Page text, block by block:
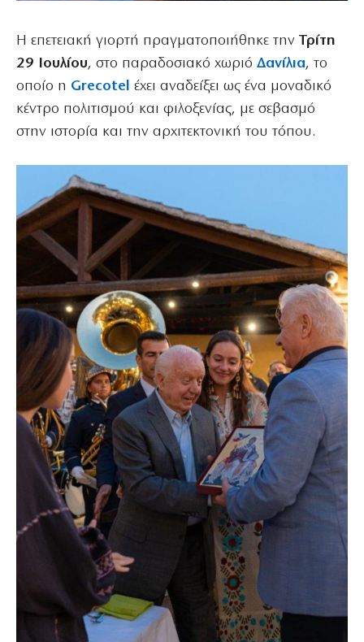
Η επετειακή γιορτή πραγματοποιήθηκε την Τρίτη
29 Ιουλίου, στο παραδοσιακό χωριό Δανίλια, το
οποίο η Grecotel έχει αναδείξει ως ένα μοναδικό
κέντρο πολιτισμού και φιλοξενίας, με σεβασμό
στην ιστορία και την αρχιτεκτονική του τόπου.